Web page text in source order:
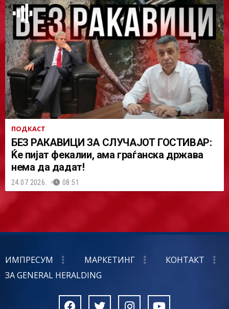
ПОДКАСТ
БЕЗ РАКАВИЦИ ЗА СЛУЧАЈОТ ГОСТИВАР:
Ќе пијат фекалии, ама граѓанска држава
нема да дадат!
24.07.2026. 08:51
ИМПРЕСУМ МАРКЕТИНГ
КОНТАКТ
ЗА GENERAL HERALDING